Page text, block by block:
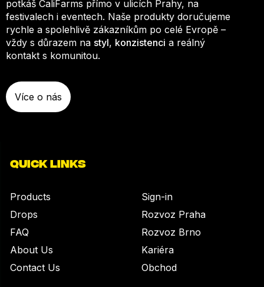
potkáš CaliFarms přímo v ulicích Prahy, na
festivalech i eventech. Naše produkty doručujeme
rychle a spolehlivě zákazníkům po celé Evropě –
vždy s důrazem na styl, konzistenci a reálný
kontakt s komunitou.
Více o nás
QUICK LINKS
Products
Drops
FAQ
About Us
Contact Us
Sign-in
Rozvoz Praha
Rozvoz Brno
Kariéra
Obchod